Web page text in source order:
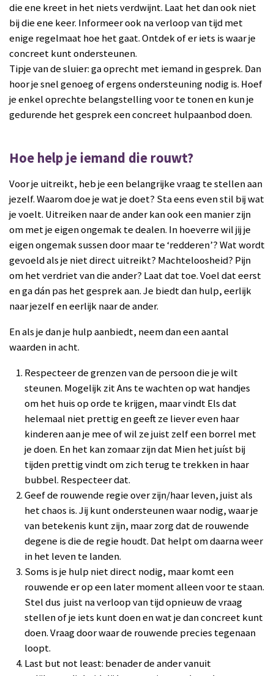
die ene kreet in het niets verdwijnt. Laat het dan ook niet
bij die ene keer. Informeer ook na verloop van tijd met
enige regelmaat hoe het gaat. Ontdek of er iets is waar je
concreet kunt ondersteunen.
Tipje van de sluier: ga oprecht met iemand in gesprek. Dan
hoor je snel genoeg of ergens ondersteuning nodig is. Hoef
je enkel oprechte belangstelling voor te tonen en kun je
gedurende het gesprek een concreet hulpaanbod doen.
Hoe help je iemand die rouwt?
Voor je uitreikt, heb je een belangrijke vraag te stellen aan
jezelf. Waarom doe je wat je doet? Sta eens even stil bij wat
je voelt. Uitreiken naar de ander kan ook een manier zijn
om met je eigen ongemak te dealen. In hoeverre wil jij je
eigen ongemak sussen door maar te ‘redderen’? Wat wordt
gevoeld als je niet direct uitreikt? Machteloosheid? Pijn
om het verdriet van die ander? Laat dat toe. Voel dat eerst
en ga dán pas het gesprek aan. Je biedt dan hulp, eerlijk
naar jezelf en eerlijk naar de ander.
En als je dan je hulp aanbiedt, neem dan een aantal
waarden in acht.
Respecteer de grenzen van de persoon die je wilt
steunen. Mogelijk zit Ans te wachten op wat handjes
om het huis op orde te krijgen, maar vindt Els dat
helemaal niet prettig en geeft ze liever even haar
kinderen aan je mee of wil ze juist zelf een borrel met
je doen. En het kan zomaar zijn dat Mien het juíst bij
tijden prettig vindt om zich terug te trekken in haar
bubbel. Respecteer dat.
Geef de rouwende regie over zijn/haar leven, juist als
het chaos is. Jij kunt ondersteunen waar nodig, waar je
van betekenis kunt zijn, maar zorg dat de rouwende
degene is die de regie houdt. Dat helpt om daarna weer
in het leven te landen.
Soms is je hulp niet direct nodig, maar komt een
rouwende er op een later moment alleen voor te staan.
Stel dus juist na verloop van tijd opnieuw de vraag
stellen of je iets kunt doen en wat je dan concreet kunt
doen. Vraag door waar de rouwende precies tegenaan
loopt.
Last but not least: benader de ander vanuit